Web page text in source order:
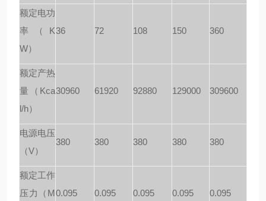
额定电功
率（K
W）
36 72 108 150 360
额定产热
量（Kca
l/h）
30960 61920 92880 129000 309600
电源电压
（V）
380 380 380 380 380
额定工作
压力（M0.095 0.095 0.095 0.095 0.095